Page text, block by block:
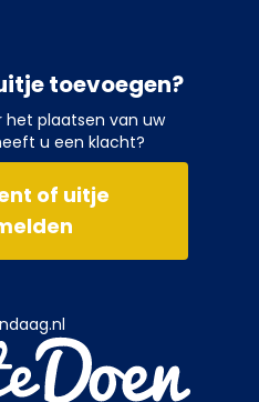
toevoegen?
plaatsen van uw
u een klacht?
of uitje